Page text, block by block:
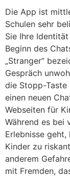
Die App ist
Schulen sehr
Sie Ihre
Beginn des
„Stranger“
Gespräch
die Stopp-Taste
einen neuen
Webseiten für
Während es bei
Erlebnisse
Kinder zu
anderem
mit Fremden,